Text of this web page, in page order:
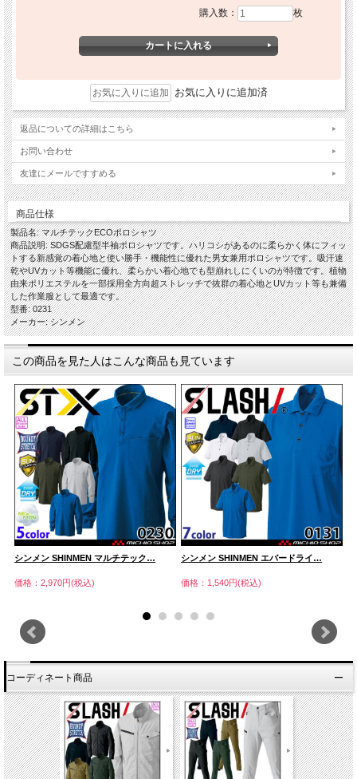
購入数： 枚
お気に入りに追加済
返品についての詳細はこちら
お問い合わせ
友達にメールですすめる
商品仕様
製品名: マルチテックECOポロシャツ
商品説明: SDGS配慮型半袖ポロシャツです。ハリコシがあるのに柔らかく体にフィッ
トする新感覚の着心地と使い勝手・機能性に優れた男女兼用ポロシャツです。吸汗速
乾やUVカット等機能に優れ、柔らかい着心地でも型崩れしにくいのが特徴です。植物
由来ポリエステルを一部採用全方向超ストレッチで抜群の着心地とUVカット等も兼備
した作業服として最適です。
型番: 0231
メーカー: シンメン
この商品を見た人はこんな商品も見ています
シンメン SHINMEN マルチテック…
価格：2,970円(税込)
シンメン SHINMEN エバードライ…
価格：1,540円(税込)
コーディネート商品